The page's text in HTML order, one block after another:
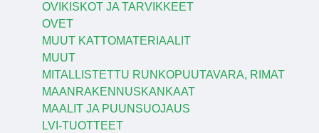
OVIKISKOT JA TARVIKKEET
OVET
MUUT KATTOMATERIAALIT
MUUT
MITALLISTETTU RUNKOPUUTAVARA, RIMAT
MAANRAKENNUSKANKAAT
MAALIT JA PUUNSUOJAUS
LVI-TUOTTEET